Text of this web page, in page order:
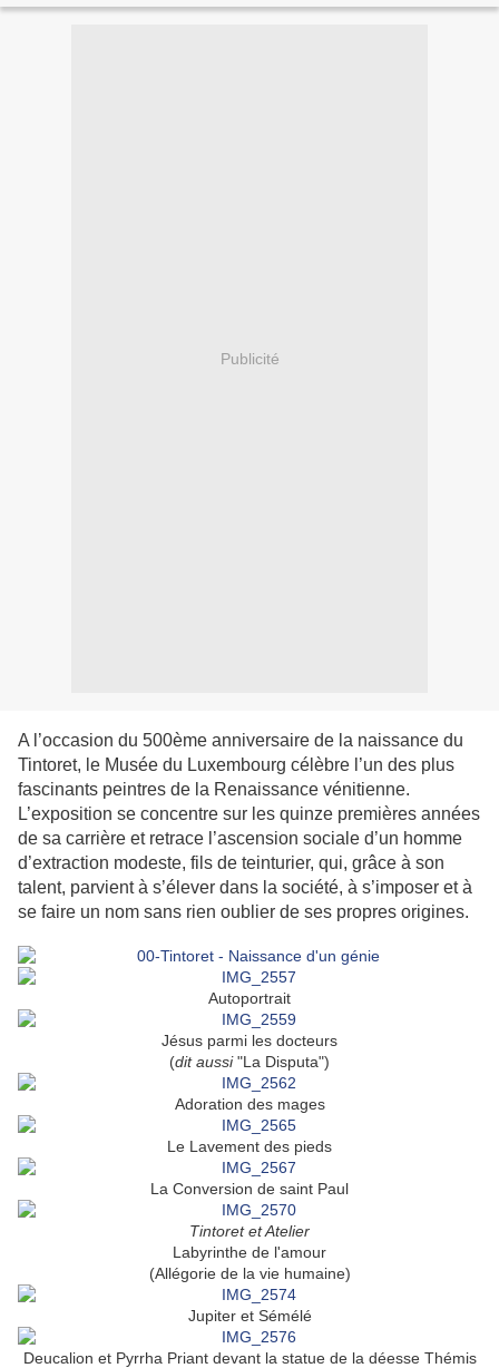
Publicité
A l’occasion du 500ème anniversaire de la naissance du
Tintoret, le Musée du Luxembourg célèbre l’un des plus
fascinants peintres de la Renaissance vénitienne.
L’exposition se concentre sur les quinze premières années
de sa carrière et retrace l’ascension sociale d’un homme
d’extraction modeste, fils de teinturier, qui, grâce à son
talent, parvient à s’élever dans la société, à s’imposer et à
se faire un nom sans rien oublier de ses propres origines.
Autoportrait
Jésus parmi les docteurs
(dit aussi"La Disputa")
Adoration des mages
Le Lavement des pieds
La Conversion de saint Paul
Tintoret et Atelier
Labyrinthe de l'amour
(Allégorie de la vie humaine)
Jupiter et Sémélé
Deucalion et Pyrrha Priant devant la statue de la déesse Thémis